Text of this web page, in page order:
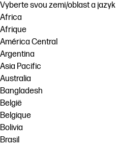
Vyberte svou zemi/oblast a jazyk
Africa
Afrique
América Central
Argentina
Asia Pacific
Australia
Bangladesh
België
Belgique
Bolivia
Brasil